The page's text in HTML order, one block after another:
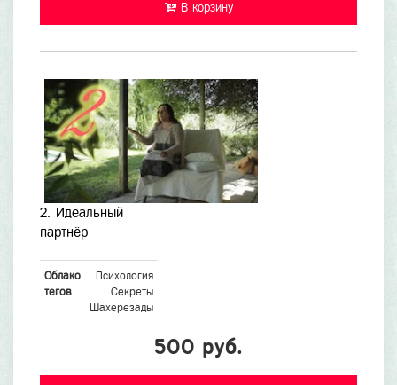
В корзину
2. Идеальный
партнёр
Облако
тегов
Психология
Секреты
Шахерезады
500 руб.